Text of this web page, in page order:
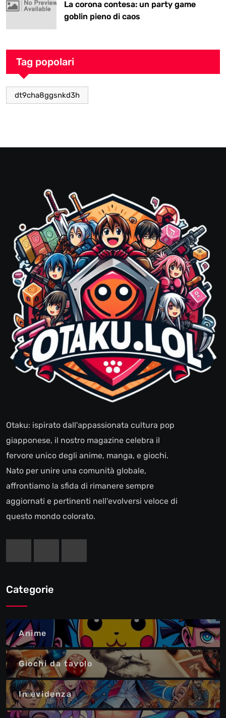
La corona contesa: un party game
goblin pieno di caos
Tag popolari
dt9cha8ggsnkd3h
Otaku: ispirato dall'appassionata cultura pop
giapponese, il nostro magazine celebra il
fervore unico degli anime, manga, e giochi.
Nato per unire una comunità globale,
affrontiamo la sfida di rimanere sempre
aggiornati e pertinenti nell'evolversi veloce di
questo mondo colorato.
Categorie
Anime
Giochi da tavolo
In evidenza